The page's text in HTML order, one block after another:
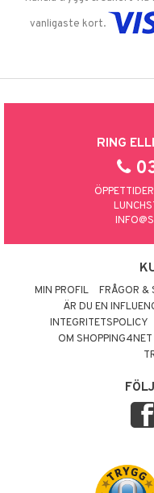
vanligaste kort.
RING
MIN PROFIL FRÅGOR &
ÄR DU EN
INTEGRITETSPOLICY
OM SHOPPING4NET